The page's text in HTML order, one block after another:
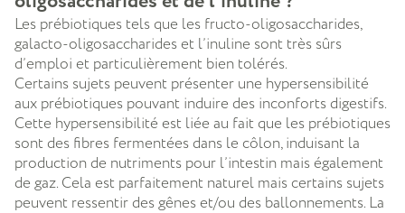
Les prébiotiques tels que les fructo-oligosaccharides,
galacto-oligosaccharides et l’inuline sont très sûrs
d’emploi et particulièrement bien tolérés.
Certains sujets peuvent présenter une hypersensibilité
aux prébiotiques pouvant induire des inconforts digestifs.
Cette hypersensibilité est liée au fait que les prébiotiques
sont des fibres fermentées dans le côlon, induisant la
production de nutriments pour l’intestin mais également
de gaz. Cela est parfaitement naturel mais certains sujets
peuvent ressentir des gênes et/ou des ballonnements. La